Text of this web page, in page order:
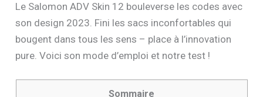
Le Salomon ADV Skin 12 bouleverse les codes avec
son design 2023. Fini les sacs inconfortables qui
bougent dans tous les sens – place à l’innovation
pure. Voici son mode d’emploi et notre test !
Sommaire